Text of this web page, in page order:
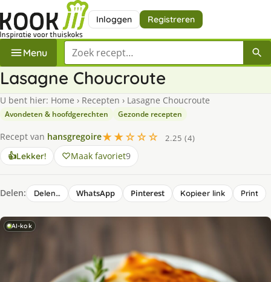
Inloggen Registreren
Menu Zoek een recept
Lasagne Choucroute
U bent hier: Home › Recepten › Lasagne Choucroute
Avondeten & hoofdgerechten Gezonde recepten
Recept van hansgregoire★★☆☆☆
2.25 (4)
👍Lekker! Maak favoriet9
Delen: Delen… WhatsApp Pinterest Kopieer link Print
AI-kok